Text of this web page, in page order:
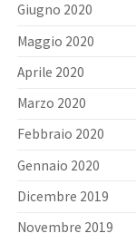
Giugno 2020
Maggio 2020
Aprile 2020
Marzo 2020
Febbraio 2020
Gennaio 2020
Dicembre 2019
Novembre 2019